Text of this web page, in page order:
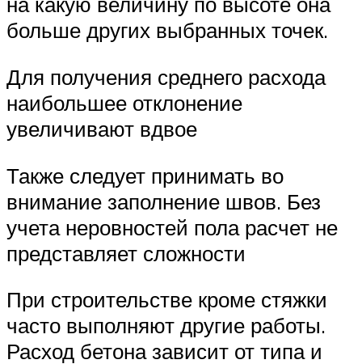
больше других выбранных точек.
Для получения среднего расхода
наибольшее отклонение
увеличивают вдвое
Также следует принимать во
внимание заполнение швов. Без
учета неровностей пола расчет не
представляет сложности
При строительстве кроме стяжки
часто выполняют другие работы.
Расход бетона зависит от типа и